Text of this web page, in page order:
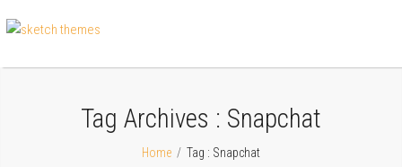
Tag Archives : Snapchat
Home / Tag : Snapchat